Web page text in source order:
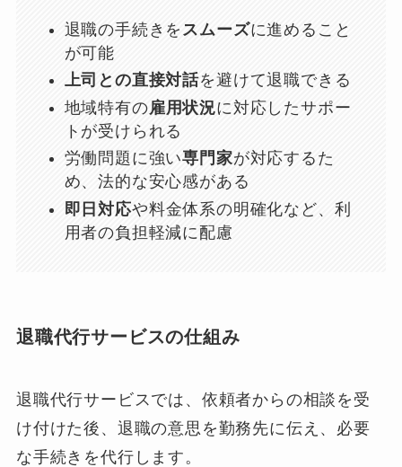
退職の手続きを スムーズに進めること
が可能
上司との直接対話を避けて退職できる
地域特有の雇用状況に対応したサポー
トが受けられる
労働問題に強い専門家が対応するた
め、法的な安心感がある
即日対応や料金体系の明確化など、利
用者の負担軽減に配慮
退職代行サービスの仕組み
退職代行サービスでは、依頼者からの相談を受
け付けた後、退職の意思を勤務先に伝え、必要
な手続きを代行します。